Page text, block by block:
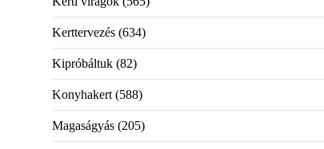
Kerttervezés(634)
Kipróbáltuk(82)
Konyhakert(588)
Magaságyás(205)